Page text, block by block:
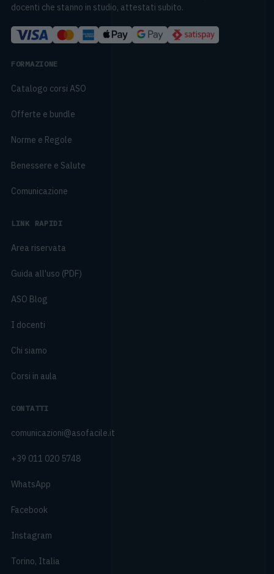
docenti che stanno in studio, attestati subito.
FORMAZIONE
Catalogo corsi ASO
Offerte e bundle
Norme e Regole
Benessere e Salute
Comunicazione
LINK RAPIDI
Area riservata
Guida all'uso (PDF)
ASO Blog
I docenti
Chi siamo
Corsi in aula
CONTATTI
comunicazioni@asofacile.it
+39 011 020 5748
WhatsApp
Facebook
Instagram
Torino, Italia